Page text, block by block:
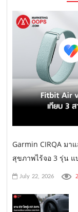
Garmin CIRQA มา
สุขภาพไร้จอ 3 รุ่น แ
July 22, 2026